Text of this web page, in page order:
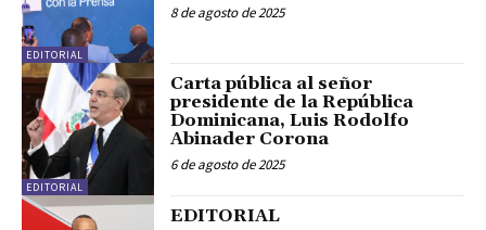
EDITORIAL
8 de agosto de 2025
EDITORIAL
Carta pública al señor
presidente de la República
Dominicana, Luis Rodolfo
Abinader Corona
6 de agosto de 2025
EDITORIAL